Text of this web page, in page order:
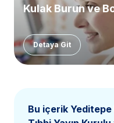
Kulak Burun ve
Detaya Git
Bu içerik